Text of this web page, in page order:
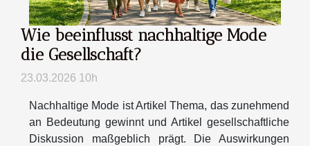
Wie beeinflusst nachhaltige Mode
die Gesellschaft?
23.03.2026 10h
Nachhaltige Mode ist Artikel Thema, das zunehmend
an Bedeutung gewinnt und Artikel gesellschaftliche
Diskussion maßgeblich prägt. Die Auswirkungen